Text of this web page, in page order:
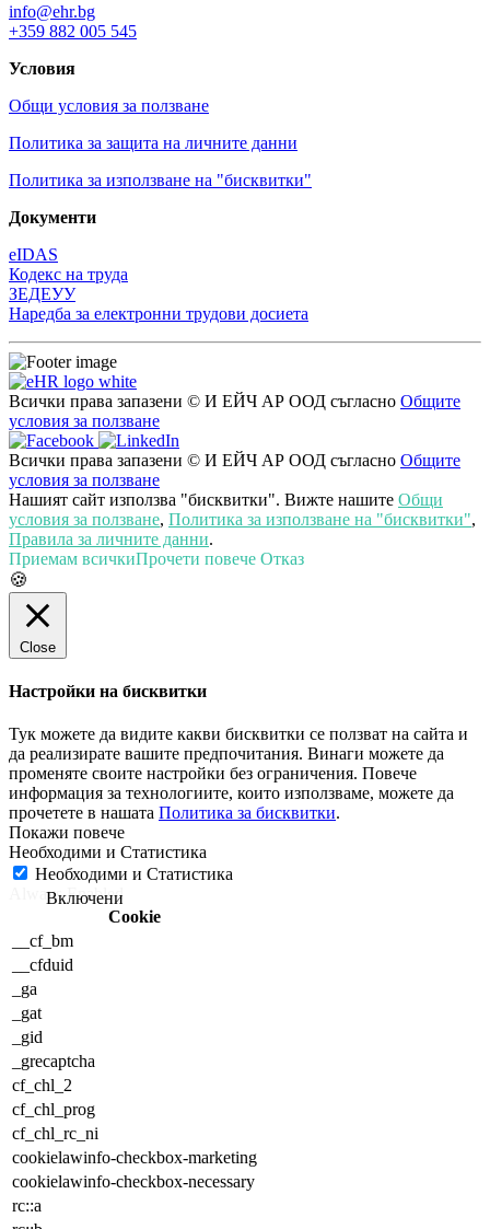
info@ehr.bg
+359 882 005 545
Условия
Общи условия за ползване
Политика за защита на личните данни
Политика за използване на "бисквитки"
Документи
eIDAS
Кодекс на труда
ЗЕДЕУУ
Наредба за електронни трудови досиета
Всички права запазени © И ЕЙЧ АР ООД съгласно Общите
условия за ползване
Всички права запазени © И ЕЙЧ АР ООД съгласно Общите
условия за ползване
Нашият сайт използва "бисквитки". Вижте нашите Общи
условия за ползване, Политика за използване на "бисквитки",
Правила за личните данни.
Приемам всичкиПрочети повече Отказ
🍪
Close
Настройки на бисквитки
Тук можете да видите какви бисквитки се ползват на сайта и
да реализирате вашите предпочитания. Винаги можете да
променяте своите настройки без ограничения. Повече
информация за технологиите, които използваме, можете да
прочетете в нашата Политика за бисквитки.
Необходими и Статистика
Необходими и Статистика
Always Enabled
Cookie
__cf_bm
__cfduid
_ga
_gat
_gid
_grecaptcha
cf_chl_2
cf_chl_prog
cf_chl_rc_ni
cookielawinfo-checkbox-marketing
cookielawinfo-checkbox-necessary
rc::a